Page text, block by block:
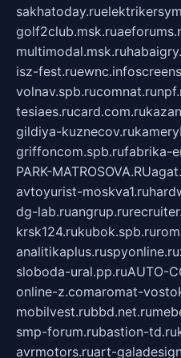
sakhatoday.ru
golf2club.msk.ru
multimodal.msk.ru
isz-fest.ruewnc.info
volnav.spb.rucomnat.ru
tesiaes.rucard.com.ru
gildiya-kuznecov.ru
griffoncom.spb.rufabrika-
PARK-MATROSOVA.RU
avtoyurist-moskva1.ru
dg-lab.ruangrup.ru
krsk124.rukubok.spb.ru
analitikaplus.ruspyonline.ru
sloboda-ural.pp.ruAUTO-
online-z.comaromat-
mobilvest.rubbd.net.ru
smp-forum.rubastion-td.ru
avrmotors.ruart-